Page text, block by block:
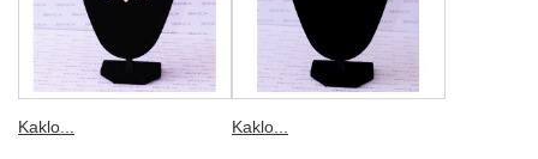
Kaklo... Kaklo...